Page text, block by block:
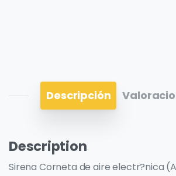
Descripción
Description
Sirena Corneta de aire electr?nica